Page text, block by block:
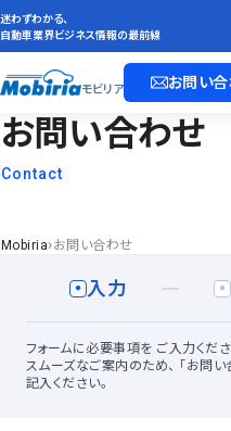
迷わずわかる、
自動車業界ビジネス情報の最前線
モビリア お問い
DX Digital
人材
ビジネス
お問い合わせ
Contact
Mobiria›お問い合わせ
入力
フォームに必要事項を ご入力くださ
スムーズなご案内のため、 「お問
記入ください。